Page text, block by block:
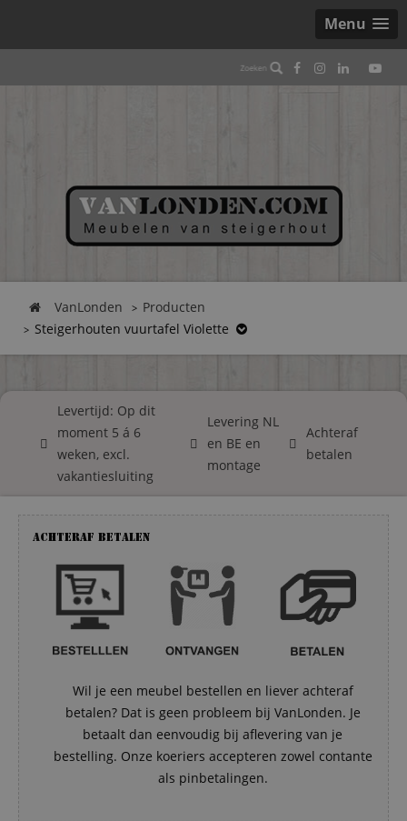
Menu
VanLonden
Producten
Steigerhouten vuurtafel Violette
Levertijd: Op dit
moment 5 á 6
weken, excl.
vakantiesluiting
Levering NL
en BE en
montage
Achteraf
betalen
Achteraf betalen
Wil je een meubel bestellen en liever achteraf
betalen? Dat is geen probleem bij VanLonden. Je
betaalt dan eenvoudig bij aflevering van je
bestelling. Onze koeriers accepteren zowel contante
als pinbetalingen.